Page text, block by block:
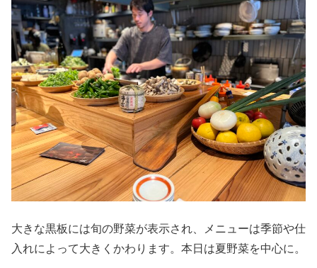
大きな黒板には旬の野菜が表示され、メニューは季節や仕
入れによって大きくかわります。本日は夏野菜を中心に。